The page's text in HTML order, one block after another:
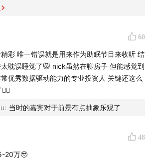
大量的数据！
期的数据后发现，房子是脉冲式涨起
误赚钱，把自住的需求解决干净。
60
彩 唯一错误就是用来作为助眠节目来收听 结
耽误睡觉了😸 nick虽然在聊房子 但能感觉到
优秀数据驱动能力的专业投资人 关键还这么
: 当时的嘉宾对于前景有点抽象乐观了
48
20万🥹